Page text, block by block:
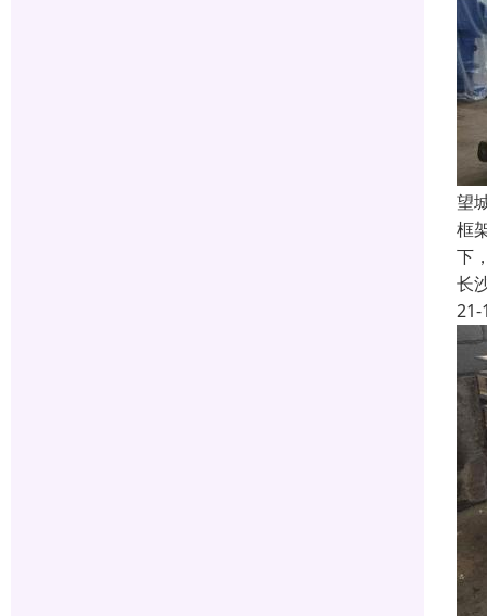
望
框
下
长
21-